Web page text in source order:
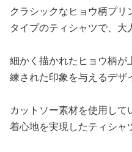
クラシックなヒョウ柄プ
タイプのティシャツで、大
細かく描かれたヒョウ柄
練された印象を与えるデザ
カットソー素材を使用し
着心地を実現したティシャ